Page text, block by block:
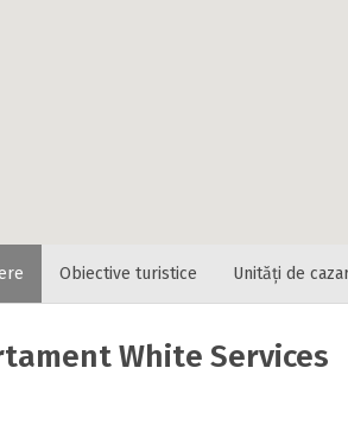
Obiective turistice Unități de
White Services